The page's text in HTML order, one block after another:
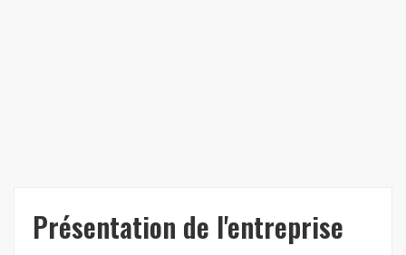
Présentation de l'entreprise